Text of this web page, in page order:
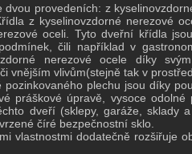
provedeních: z
z kyselinovzdorné nerezové
oceli. Tyto dveřní křídla
čili například v
nerezové ocele díky
vnějším vlivům(stejně tak v
plechu jsou díky
práškové úpravě, vysoce
dveří (sklepy, garáže, sklady a
číré bezpečnostní sklo.
vlastnostmi dodatečně rozšiřuje